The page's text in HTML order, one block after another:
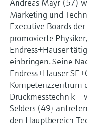
Andreas Mayr (57)
Marketing und
Executive Boards
promovierte
Endress+Hauser
einbringen. Seine
Endress+Hauser
Kompetenzzentrum
Druckmesstechnik –
Selders (49)
den Hauptbereich